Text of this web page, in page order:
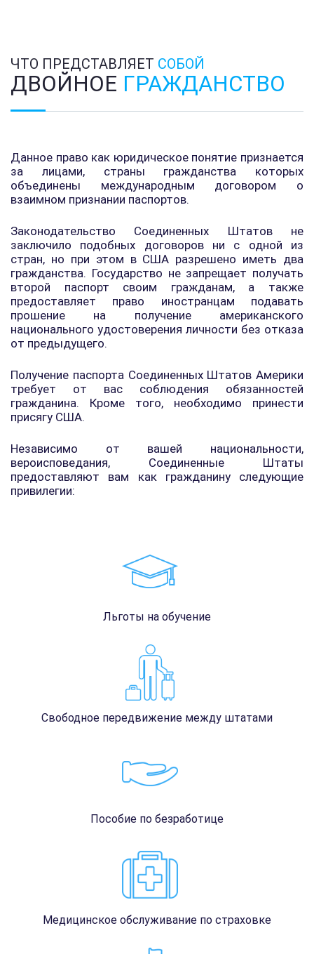
ЧТО ПРЕДСТАВЛЯЕТ СОБОЙ
ДВОЙНОЕ ГРАЖДАНСТВО
Данное право как юридическое понятие признается
за лицами, страны гражданства которых
объединены международным договором о
взаимном признании паспортов.
Законодательство Соединенных Штатов не
заключило подобных договоров ни с одной из
стран, но при этом в США разрешено иметь два
гражданства. Государство не запрещает получать
второй паспорт своим гражданам, а также
предоставляет право иностранцам подавать
прошение на получение американского
национального удостоверения личности без отказа
от предыдущего.
Получение паспорта Соединенных Штатов Америки
требует от вас соблюдения обязанностей
гражданина. Кроме того, необходимо принести
присягу США.
Независимо от вашей национальности,
вероисповедания, Соединенные Штаты
предоставляют вам как гражданину следующие
привилегии:
Льготы на обучение
Свободное передвижение между штатами
Пособие по безработице
Медицинское обслуживание по страховке